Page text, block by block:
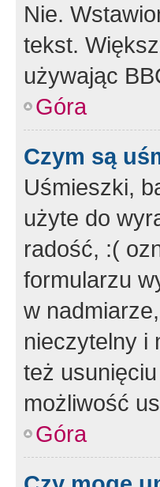
Nie.
tekst.
używając
Góra
Czym są
Uśmieszki,
użyte do
radość, :(
formularzu
w
nieczytelny i
też
możliwość
Góra